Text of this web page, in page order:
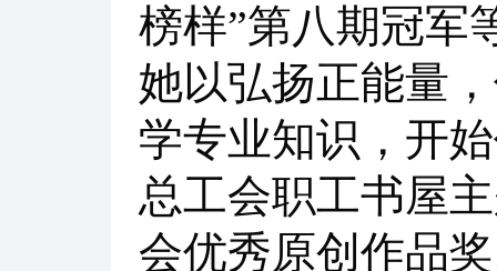
榜样”第八期冠军
她以弘扬正能量
学专业知识，开
总工会职工书屋
会优秀原创作品